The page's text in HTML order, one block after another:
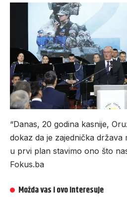
“Danas, 20 godina kasnije,
dokaz da je zajednička država
u prvi plan stavimo ono što
Fokus.ba
Možda vas i ovo interesuje